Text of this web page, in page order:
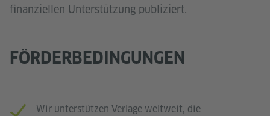
finanziellen Unterstützung publiziert.
FÖRDERBEDINGUNGEN
Wir unterstützen Verlage weltweit, die